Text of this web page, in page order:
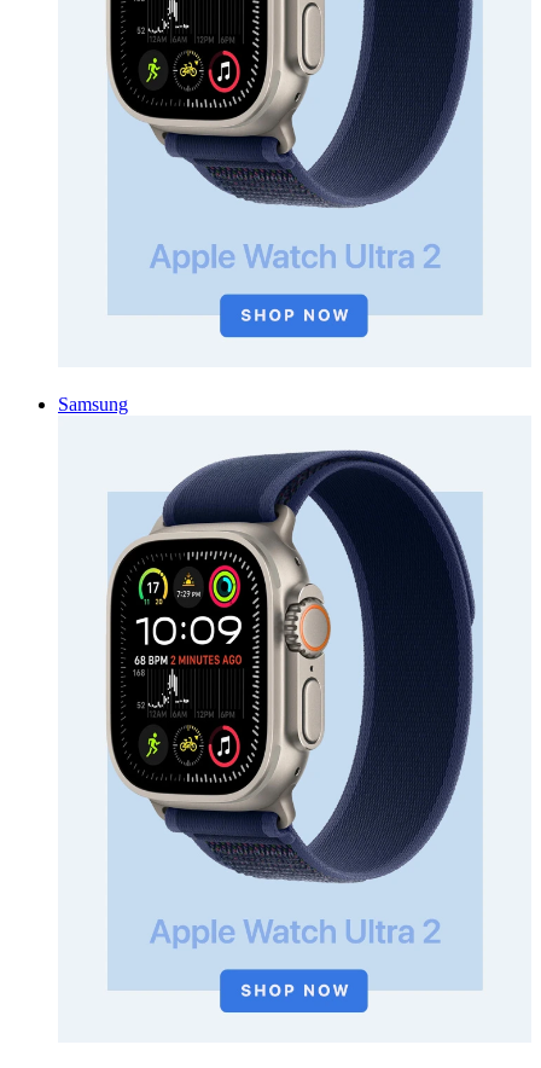
Samsung